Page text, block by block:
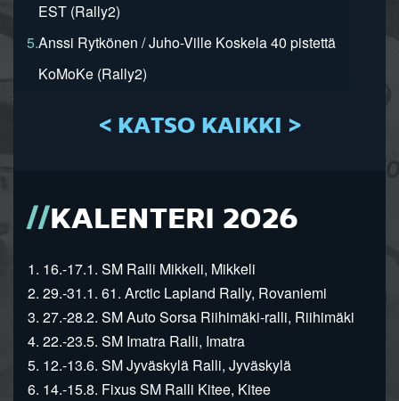
EST (Rally2)
5.Anssi Rytkönen / Juho-Ville Koskela 40 pistettä
KoMoKe (Rally2)
< KATSO KAIKKI >
KALENTERI 2026
1. 16.-17.1. SM Ralli Mikkeli, Mikkeli
2. 29.-31.1. 61. Arctic Lapland Rally, Rovaniemi
3. 27.-28.2. SM Auto Sorsa Riihimäki-ralli, Riihimäki
4. 22.-23.5. SM Imatra Ralli, Imatra
5. 12.-13.6. SM Jyväskylä Ralli, Jyväskylä
6. 14.-15.8. Fixus SM Ralli Kitee, Kitee